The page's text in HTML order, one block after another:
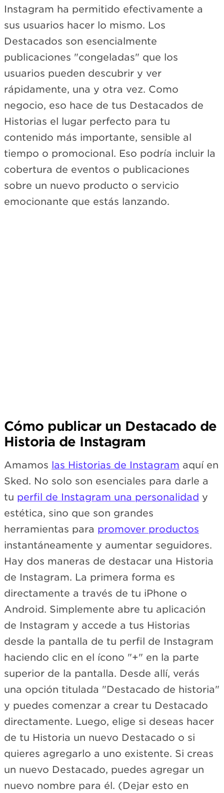
Instagram ha permitido efectivamente a
sus usuarios hacer lo mismo. Los
Destacados son esencialmente
publicaciones "congeladas" que los
usuarios pueden descubrir y ver
rápidamente, una y otra vez. Como
negocio, eso hace de tus Destacados de
Historias el lugar perfecto para tu
contenido más importante, sensible al
tiempo o promocional. Eso podría incluir la
cobertura de eventos o publicaciones
sobre un nuevo producto o servicio
emocionante que estás lanzando.
Cómo publicar un Destacado de
Historia de Instagram
Amamos las Historias de Instagram aquí en
Sked. No solo son esenciales para darle a
tu perfil de Instagram una personalidad y
estética, sino que son grandes
herramientas para promover productos
instantáneamente y aumentar seguidores.
Hay dos maneras de destacar una Historia
de Instagram. La primera forma es
directamente a través de tu iPhone o
Android. Simplemente abre tu aplicación
de Instagram y accede a tus Historias
desde la pantalla de tu perfil de Instagram
haciendo clic en el ícono "+" en la parte
superior de la pantalla. Desde allí, verás
una opción titulada "Destacado de historia"
y puedes comenzar a crear tu Destacado
directamente. Luego, elige si deseas hacer
de tu Historia un nuevo Destacado o si
quieres agregarlo a uno existente. Si creas
un nuevo Destacado, puedes agregar un
nuevo nombre para él. (Dejar esto en